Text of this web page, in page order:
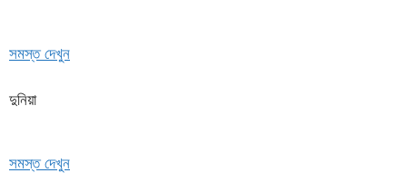
সমস্ত দেখুন
দুনিয়া
সমস্ত দেখুন